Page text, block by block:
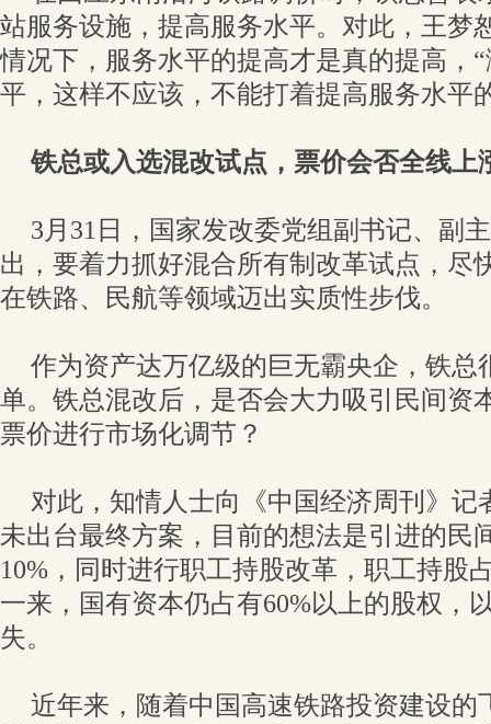
站服务设施，提高服务水平。对此，王梦
情况下，服务水平的提高才是真的提高，
平，这样不应该，不能打着提高服务水平
铁总或入选混改试点， 票价会否全线上
3月31日，国家发改委党组副书记、副
出，要着力抓好混合所有制改革试点，尽
在铁路、民航等领域迈出实质性步伐。
作为资产达万亿级的巨无霸央企，铁总
单。铁总混改后，是否会大力吸引民间资
票价进行市场化调节？
对此，知情人士向《中国经济周刊》记
未出台最终方案，目前的想法是引进的民
10%，同时进行职工持股改革，职工持股
一来，国有资本仍占有60%以上的股权，
失。
近年来，随着中国高速铁路投资建设的